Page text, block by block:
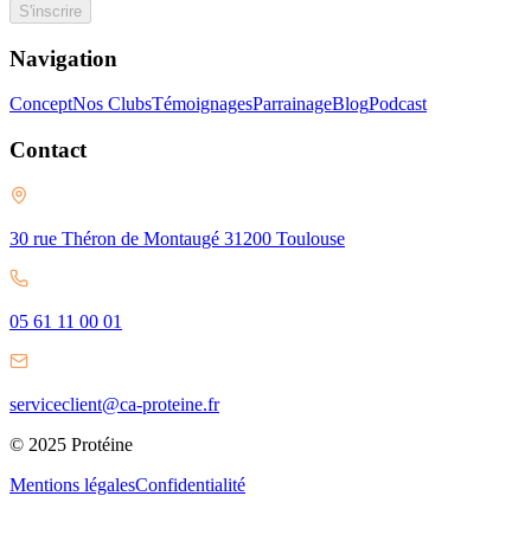
S'inscrire
Navigation
ConceptNos ClubsTémoignagesParrainageBlogPodcast
Contact
30 rue Théron de Montaugé 31200 Toulouse
05 61 11 00 01
serviceclient@ca-proteine.fr
© 2025 Protéine
Mentions légalesConfidentialité